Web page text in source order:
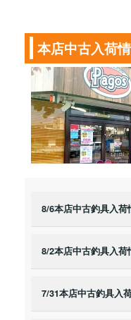
本店中古入荷
8/6本店中古釣具入荷
8/2本店中古釣具入荷
7/31本店中古釣具入